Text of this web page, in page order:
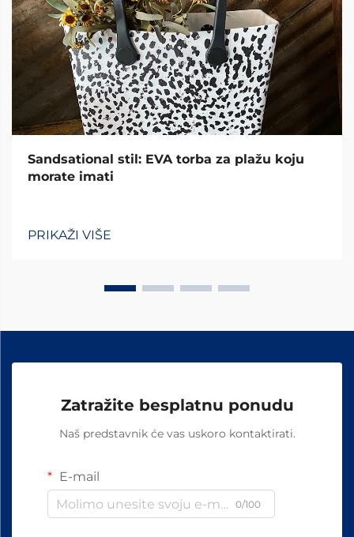
Sandsational stil: EVA torba za plažu koju
morate imati
PRIKAŽI VIŠE
Zatražite besplatnu ponudu
Naš predstavnik će vas uskoro kontaktirati.
E-mail
0/100